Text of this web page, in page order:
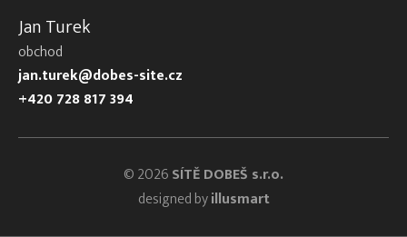
Jan Turek
obchod
jan.turek@dobes-site.cz
+420 728 817 394
© 2026SÍTĚ DOBEŠ s.r.o.
designed byillusmart